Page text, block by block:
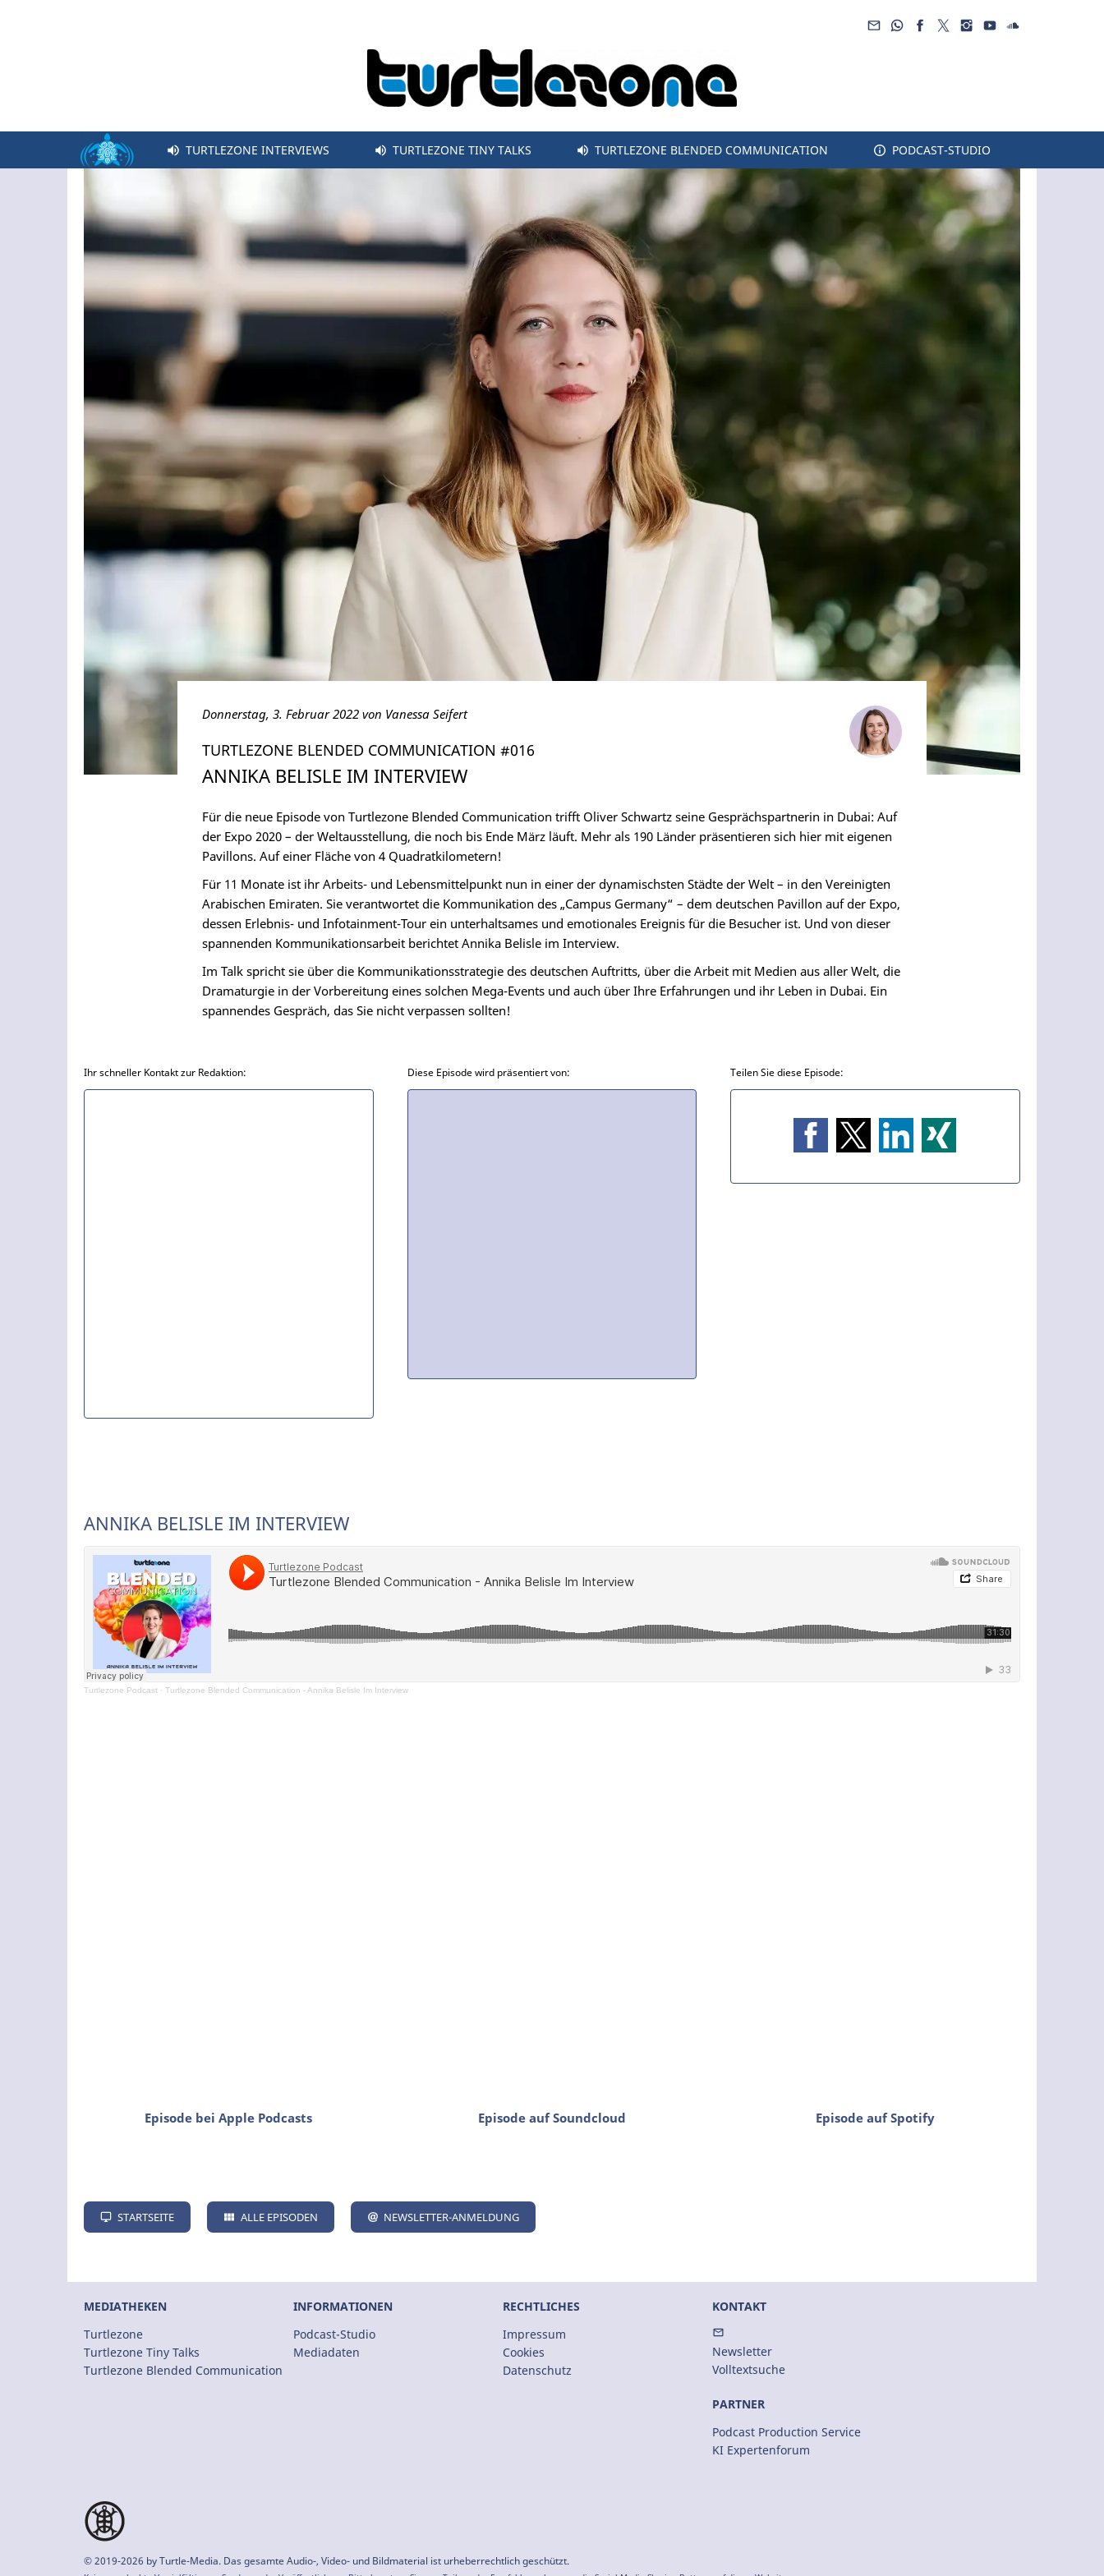
TURTLEZONE INTERVIEWS TURTLEZONE TINY TALKS TURTLEZONE BLENDED COMMUNICATION PODCAST-STUDIO
Donnerstag, 3. Februar 2022 von Vanessa Seifert
TURTLEZONE BLENDED COMMUNICATION #016
ANNIKA BELISLE IM INTERVIEW
Für die neue Episode von Turtlezone Blended Communication trifft Oliver Schwartz seine Gesprächspartnerin in Dubai: Auf
der Expo 2020 – der Weltausstellung, die noch bis Ende März läuft. Mehr als 190 Länder präsentieren sich hier mit eigenen
Pavillons. Auf einer Fläche von 4 Quadratkilometern!
Für 11 Monate ist ihr Arbeits- und Lebensmittelpunkt nun in einer der dynamischsten Städte der Welt – in den Vereinigten
Arabischen Emiraten. Sie verantwortet die Kommunikation des „Campus Germany“ – dem deutschen Pavillon auf der Expo,
dessen Erlebnis- und Infotainment-Tour ein unterhaltsames und emotionales Ereignis für die Besucher ist. Und von dieser
spannenden Kommunikationsarbeit berichtet Annika Belisle im Interview.
Im Talk spricht sie über die Kommunikationsstrategie des deutschen Auftritts, über die Arbeit mit Medien aus aller Welt, die
Dramaturgie in der Vorbereitung eines solchen Mega-Events und auch über Ihre Erfahrungen und ihr Leben in Dubai. Ein
spannendes Gespräch, das Sie nicht verpassen sollten!
Ihr schneller Kontakt zur Redaktion: Diese Episode wird präsentiert von: Teilen Sie diese Episode:
ANNIKA BELISLE IM INTERVIEW
Turtlezone Podcast · Turtlezone Blended Communication - Annika Belisle Im Interview
Episode bei Apple Podcasts Episode auf Soundcloud Episode auf Spotify
STARTSEITE ALLE EPISODEN NEWSLETTER-ANMELDUNG
MEDIATHEKEN
Turtlezone
Turtlezone Tiny Talks
Turtlezone Blended Communication
INFORMATIONEN
Podcast-Studio
Mediadaten
RECHTLICHES
Impressum
Cookies
Datenschutz
KONTAKT
Newsletter
Volltextsuche
PARTNER
Podcast Production Service
KI Expertenforum
© 2019-2026 byTurtle-Media. Das gesamte Audio-, Video- und Bildmaterial ist urheberrechtlich geschützt.